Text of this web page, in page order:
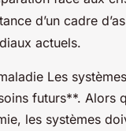
d’un cadre
actuels.
Les
futurs**. Alors
les systèmes